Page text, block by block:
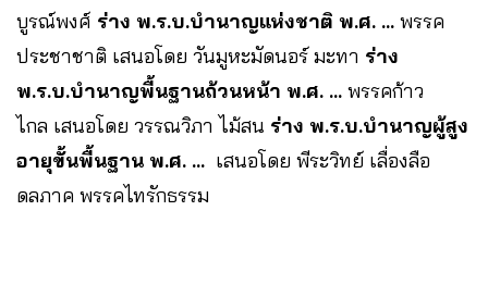
บูรณ์พงศ์ ร่าง พ.ร.บ.บำนาญแห่งชาติ พ.ศ. … พรรค
ประชาชาติ เสนอโดย วันมูหะมัดนอร์ มะทา ร่าง
พ.ร.บ.บำนาญพื้นฐานถ้วนหน้า พ.ศ. … พรรคก้าว
ไกล เสนอโดย วรรณวิภา ไม้สน ร่าง พ.ร.บ.บำนาญผู้สูง
อายุขั้นพื้นฐาน พ.ศ. … เสนอโดย พีระวิทย์ เลื่องลือ
ดลภาค พรรคไทรักธรรม